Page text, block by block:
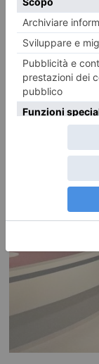
IMPRENDITORE
DONAZIONI PER
Successo per il
che azzera le bollette